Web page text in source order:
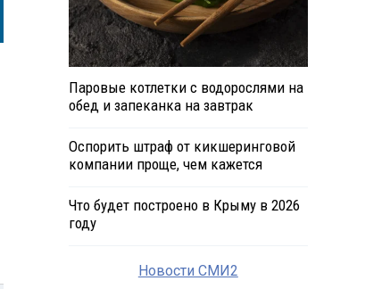
Паровые котлетки с водорослями на
обед и запеканка на завтрак
Оспорить штраф от кикшеринговой
компании проще, чем кажется
Что будет построено в Крыму в 2026
году
Новости СМИ2